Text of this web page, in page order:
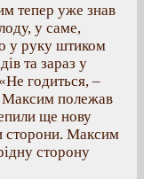
тепер уже знав
у саме,
у руку штиком
та зараз у
годиться, –
Максим полежав
ще нову
сторони. Максим
сторону